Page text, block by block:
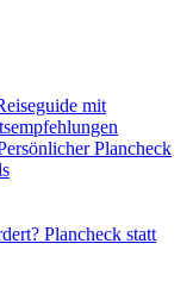
mit
Plancheck
Plancheck statt